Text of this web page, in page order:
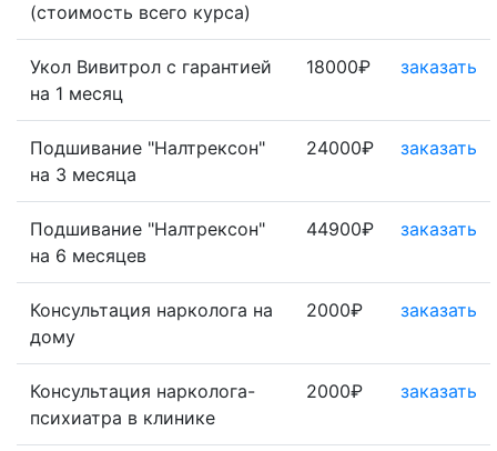
(стоимость всего курса)
Укол Вивитрол с гарантией
на 1 месяц
18000₽ заказать
Подшивание "Налтрексон"
на 3 месяца
24000₽ заказать
Подшивание "Налтрексон"
на 6 месяцев
44900₽ заказать
Консультация нарколога на
дому
2000₽ заказать
Консультация нарколога-
психиатра в клинике
2000₽ заказать